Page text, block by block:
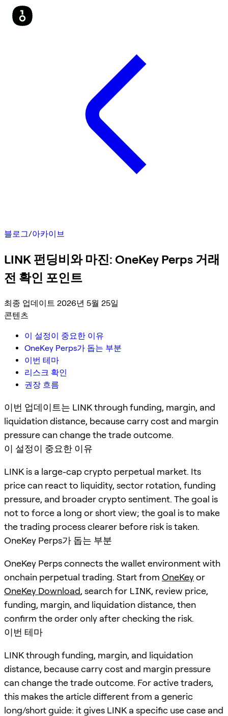
블로그/아카이브
LINK 펀딩비와 마진: OneKey Perps 거래
전 확인 포인트
최종 업데이트 2026년 5월 25일
콘텐츠
이 설정이 중요한 이유
OneKey Perps가 돕는 부분
이번 테마
리스크 확인
권장 흐름
이번 업데이트는 LINK through funding, margin, and
liquidation distance, because carry cost and margin
pressure can change the trade outcome.
이 설정이 중요한 이유
LINK is a large-cap crypto perpetual market. Its
price can react to liquidity, sector rotation, funding
pressure, and broader crypto sentiment. The goal is
not to force a long or short view; the goal is to make
the trading process clearer before risk is taken.
OneKey Perps가 돕는 부분
OneKey Perps connects the wallet environment with
onchain perpetual trading. Start from OneKeyor
OneKey Download, search for LINK, review price,
funding, margin, and liquidation distance, then
confirm the order only after checking the risk.
이번 테마
LINK through funding, margin, and liquidation
distance, because carry cost and margin pressure
can change the trade outcome. For active traders,
this makes the article different from a generic
long/short guide: it gives LINK a specific use case and